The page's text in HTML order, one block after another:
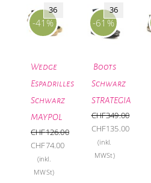
-41%
Wedge
Espadrilles
Schwarz
MAYPOL
36
CHF126.00
Ursprünglicher
Preis
war:
CHF74.00
Aktueller
Preis
(inkl.
MWSt)
-61%
Boots
Schwarz
STRATEGIA
36
CHF349.00
Ursprünglicher
Preis
war:
CHF135.00
Aktueller
Preis
(inkl.
MWSt)